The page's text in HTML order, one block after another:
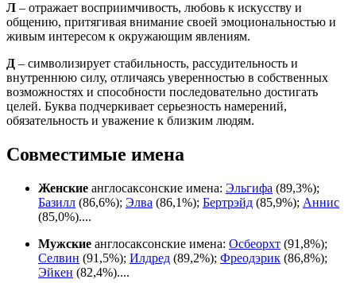
Л – отражает восприимчивость, любовь к искусству и
общению, притягивая внимание своей эмоциональностью и
живым интересом к окружающим явлениям.
Д – символизирует стабильность, рассудительность и
внутреннюю силу, отличаясь уверенностью в собственных
возможностях и способности последовательно достигать
целей. Буква подчеркивает серьезность намерений,
обязательность и уважение к близким людям.
Совместимые имена
Женские англосаксонские имена: Эльгифа (89,3%);
Базилл (86,6%); Элва (86,1%); Бертрэйд (85,9%); Аннис
(85,0%)....
Мужские англосаксонские имена: Осбеорхт (91,8%);
Селвин (91,5%); Илдред (89,2%); Фреодэрик (86,8%);
Эйкен (82,4%)....